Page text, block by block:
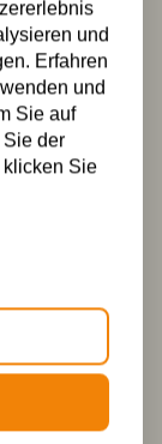
– Ø 35
“Fly
und
Erfahren
und
Sie auf
Sie der
klicken Sie